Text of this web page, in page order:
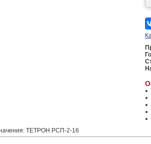
ТЕТРОН РСП-2-16